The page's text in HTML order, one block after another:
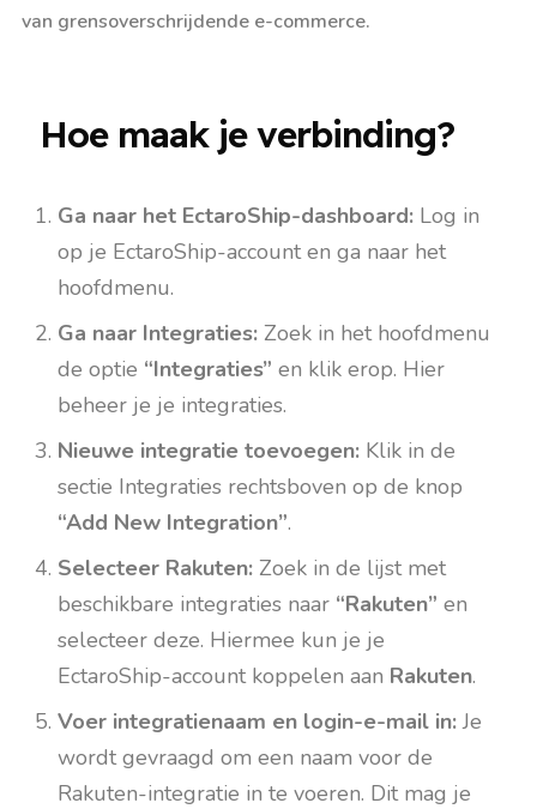
van grensoverschrijdende e-commerce.
Hoe maak je verbinding?
Ga naar het EctaroShip-dashboard: Log in
op je EctaroShip-account en ga naar het
hoofdmenu.
Ga naar Integraties: Zoek in het hoofdmenu
de optie “Integraties” en klik erop. Hier
beheer je je integraties.
Nieuwe integratie toevoegen: Klik in de
sectie Integraties rechtsboven op de knop
“Add New Integration”.
Selecteer Rakuten: Zoek in de lijst met
beschikbare integraties naar “Rakuten” en
selecteer deze. Hiermee kun je je
EctaroShip-account koppelen aan Rakuten.
Voer integratienaam en login-e-mail in:Je
wordt gevraagd om een naam voor de
Rakuten-integratie in te voeren. Dit mag je